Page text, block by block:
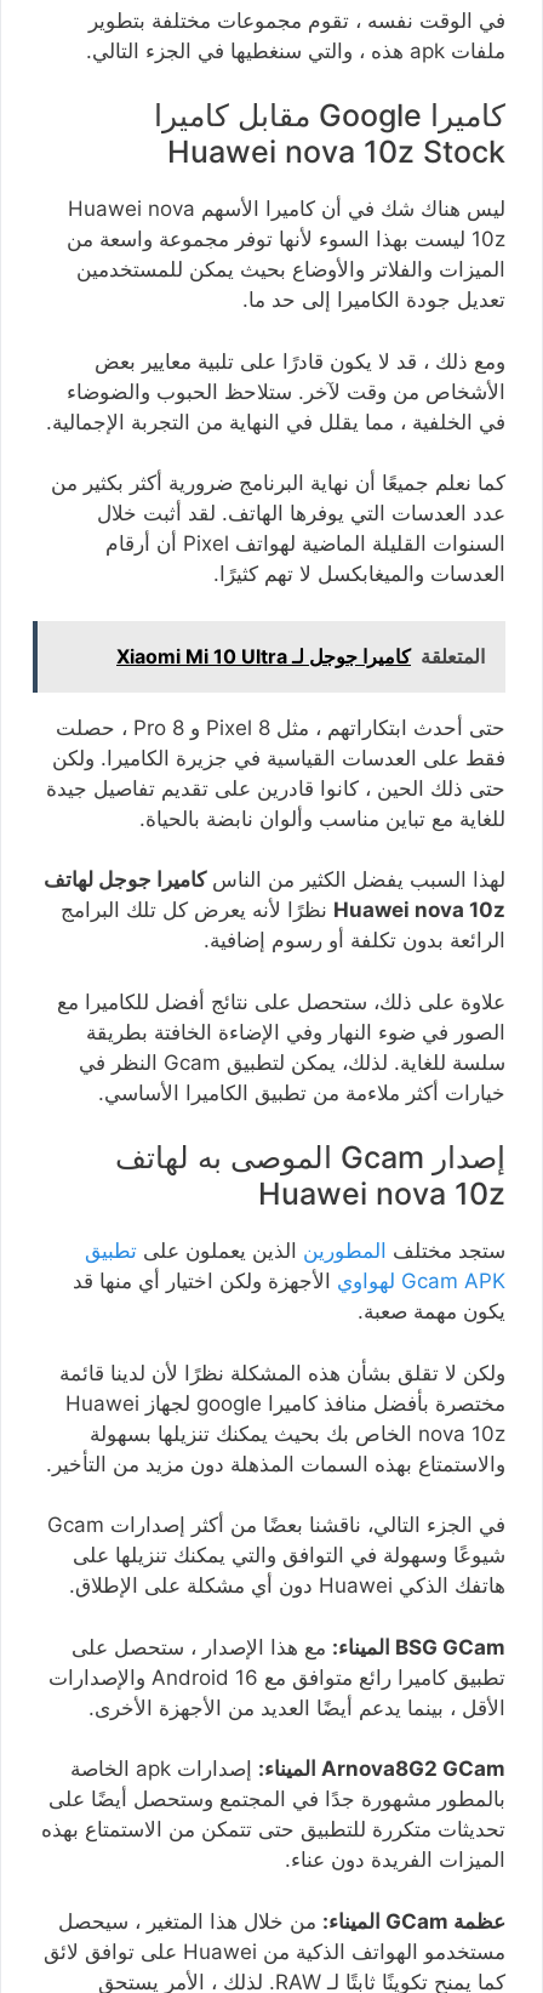
في الوقت نفسه ، تقوم مجموعات مختلفة بتطوير
ملفات apk هذه ، والتي سنغطيها في الجزء التالي.
كاميرا Google مقابل كاميرا
Huawei nova 10z Stock
ليس هناك شك في أن كاميرا الأسهم Huawei nova
10z ليست بهذا السوء لأنها توفر مجموعة واسعة من
الميزات والفلاتر والأوضاع بحيث يمكن للمستخدمين
تعديل جودة الكاميرا إلى حد ما.
ومع ذلك ، قد لا يكون قادرًا على تلبية معايير بعض
الأشخاص من وقت لآخر. ستلاحظ الحبوب والضوضاء
في الخلفية ، مما يقلل في النهاية من التجربة الإجمالية.
كما نعلم جميعًا أن نهاية البرنامج ضرورية أكثر بكثير من
عدد العدسات التي يوفرها الهاتف. لقد أثبت خلال
السنوات القليلة الماضية لهواتف Pixel أن أرقام
العدسات والميغابكسل لا تهم كثيرًا.
المتعلقة كاميرا جوجل لـ Xiaomi Mi 10 Ultra
حتى أحدث ابتكاراتهم ، مثل Pixel 8 و 8 Pro ، حصلت
فقط على العدسات القياسية في جزيرة الكاميرا. ولكن
حتى ذلك الحين ، كانوا قادرين على تقديم تفاصيل جيدة
للغاية مع تباين مناسب وألوان نابضة بالحياة.
لهذا السبب يفضل الكثير من الناسكاميرا جوجل لهاتف
Huawei nova 10z نظرًا لأنه يعرض كل تلك البرامج
الرائعة بدون تكلفة أو رسوم إضافية.
علاوة على ذلك، ستحصل على نتائج أفضل للكاميرا مع
الصور في ضوء النهار وفي الإضاءة الخافتة بطريقة
سلسة للغاية. لذلك، يمكن لتطبيق Gcam النظر في
خيارات أكثر ملاءمة من تطبيق الكاميرا الأساسي.
إصدار Gcam الموصى به لهاتف
Huawei nova 10z
ستجد مختلف المطورين الذين يعملون على تطبيق
Gcam APK لهواوي
الأجهزة ولكن اختيار أي منها قد
يكون مهمة صعبة.
ولكن لا تقلق بشأن هذه المشكلة نظرًا لأن لدينا قائمة
مختصرة بأفضل منافذ كاميرا google لجهاز Huawei
nova 10z الخاص بك بحيث يمكنك تنزيلها بسهولة
والاستمتاع بهذه السمات المذهلة دون مزيد من التأخير.
في الجزء التالي، ناقشنا بعضًا من أكثر إصدارات Gcam
شيوعًا وسهولة في التوافق والتي يمكنك تنزيلها على
هاتفك الذكي Huawei دون أي مشكلة على الإطلاق.
BSG GCam الميناء:
مع هذا الإصدار ، ستحصل على
تطبيق كاميرا رائع متوافق مع Android 16 والإصدارات
الأقل ، بينما يدعم أيضًا العديد من الأجهزة الأخرى.
Arnova8G2 GCam الميناء:
إصدارات apk الخاصة
بالمطور مشهورة جدًا في المجتمع وستحصل أيضًا على
تحديثات متكررة للتطبيق حتى تتمكن من الاستمتاع بهذه
الميزات الفريدة دون عناء.
عظمة GCam الميناء:
من خلال هذا المتغير ، سيحصل
مستخدمو الهواتف الذكية من Huawei على توافق لائق
كما يمنح تكوينًا ثابتًا لـ RAW. لذلك ، الأمر يستحق